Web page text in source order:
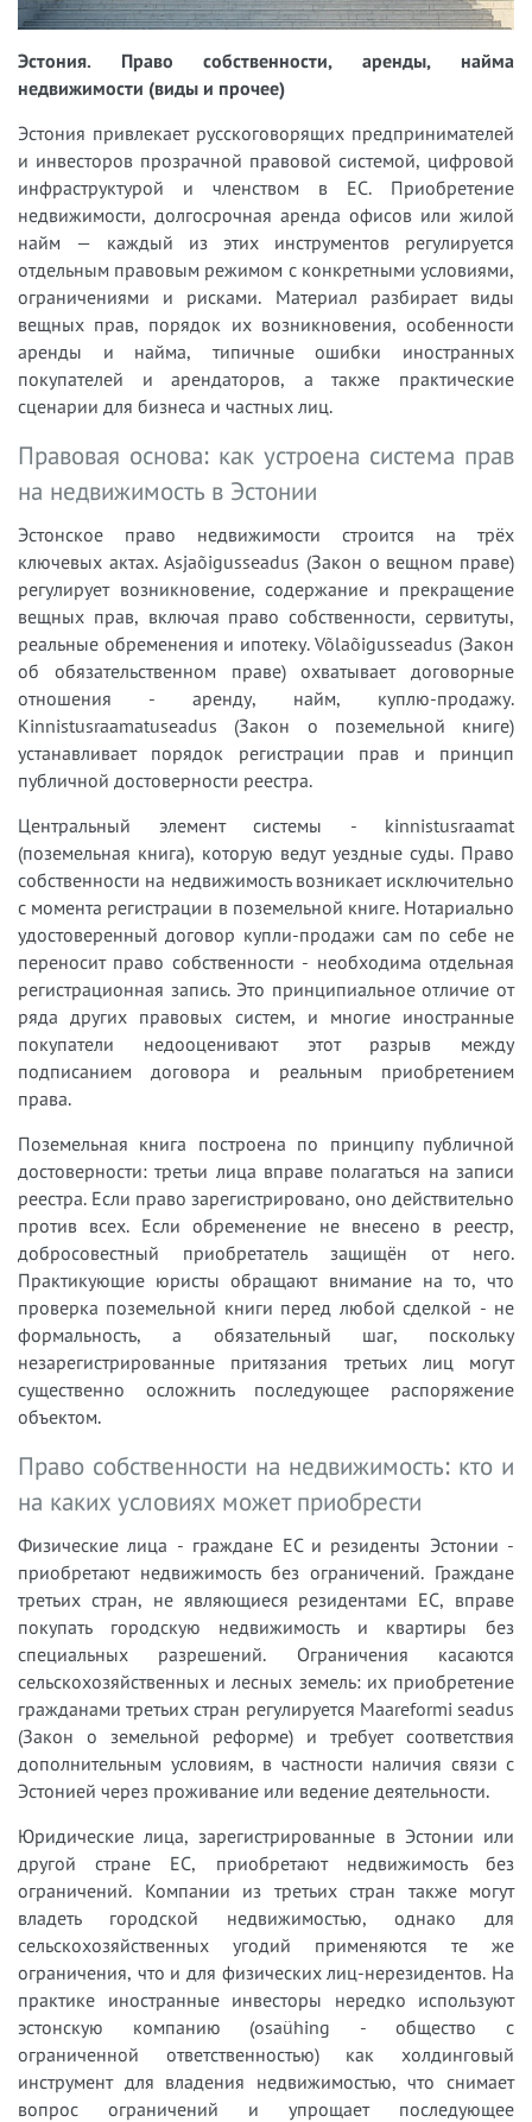
Эстония. Право собственности, аренды, найма
недвижимости (виды и прочее)
Эстония привлекает русскоговорящих предпринимателей
и инвесторов прозрачной правовой системой, цифровой
инфраструктурой и членством в ЕС. Приобретение
недвижимости, долгосрочная аренда офисов или жилой
найм — каждый из этих инструментов регулируется
отдельным правовым режимом с конкретными условиями,
ограничениями и рисками. Материал разбирает виды
вещных прав, порядок их возникновения, особенности
аренды и найма, типичные ошибки иностранных
покупателей и арендаторов, а также практические
сценарии для бизнеса и частных лиц.
Правовая основа: как устроена система прав
на недвижимость в Эстонии
Эстонское право недвижимости строится на трёх
ключевых актах. Asjaõigusseadus (Закон о вещном праве)
регулирует возникновение, содержание и прекращение
вещных прав, включая право собственности, сервитуты,
реальные обременения и ипотеку. Võlaõigusseadus (Закон
об обязательственном праве) охватывает договорные
отношения - аренду, найм, куплю-продажу.
Kinnistusraamatuseadus (Закон о поземельной книге)
устанавливает порядок регистрации прав и принцип
публичной достоверности реестра.
Центральный элемент системы - kinnistusraamat
(поземельная книга), которую ведут уездные суды. Право
собственности на недвижимость возникает исключительно
с момента регистрации в поземельной книге. Нотариально
удостоверенный договор купли-продажи сам по себе не
переносит право собственности - необходима отдельная
регистрационная запись. Это принципиальное отличие от
ряда других правовых систем, и многие иностранные
покупатели недооценивают этот разрыв между
подписанием договора и реальным приобретением
права.
Поземельная книга построена по принципу публичной
достоверности: третьи лица вправе полагаться на записи
реестра. Если право зарегистрировано, оно действительно
против всех. Если обременение не внесено в реестр,
добросовестный приобретатель защищён от него.
Практикующие юристы обращают внимание на то, что
проверка поземельной книги перед любой сделкой - не
формальность, а обязательный шаг, поскольку
незарегистрированные притязания третьих лиц могут
существенно осложнить последующее распоряжение
объектом.
Право собственности на недвижимость: кто и
на каких условиях может приобрести
Физические лица - граждане ЕС и резиденты Эстонии -
приобретают недвижимость без ограничений. Граждане
третьих стран, не являющиеся резидентами ЕС, вправе
покупать городскую недвижимость и квартиры без
специальных разрешений. Ограничения касаются
сельскохозяйственных и лесных земель: их приобретение
гражданами третьих стран регулируется Maareformi seadus
(Закон о земельной реформе) и требует соответствия
дополнительным условиям, в частности наличия связи с
Эстонией через проживание или ведение деятельности.
Юридические лица, зарегистрированные в Эстонии или
другой стране ЕС, приобретают недвижимость без
ограничений. Компании из третьих стран также могут
владеть городской недвижимостью, однако для
сельскохозяйственных угодий применяются те же
ограничения, что и для физических лиц-нерезидентов. На
практике иностранные инвесторы нередко используют
эстонскую компанию (osaühing - общество с
ограниченной ответственностью) как холдинговый
инструмент для владения недвижимостью, что снимает
вопрос ограничений и упрощает последующее